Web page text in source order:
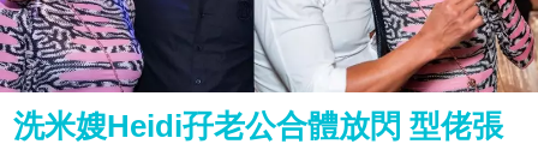
洗米嫂Heidi孖老公合體放閃 型佬張